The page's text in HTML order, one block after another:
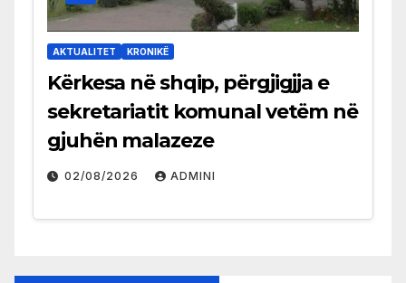
AKTUALITET KRONIKË
Kërkesa në shqip, përgjigjja e
sekretariatit komunal vetëm në
gjuhën malazeze
02/08/2026 ADMINI